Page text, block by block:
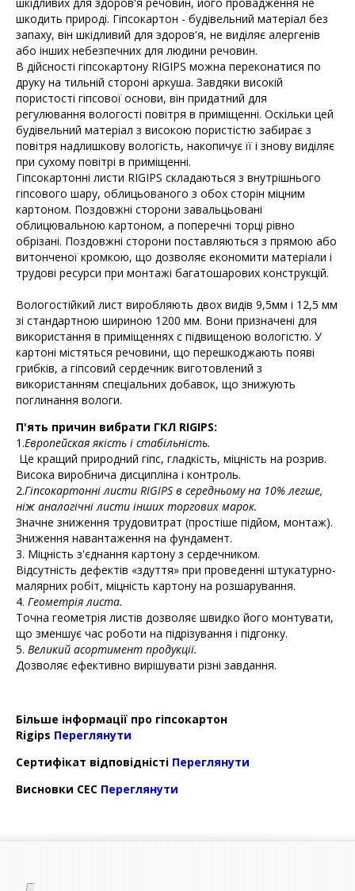
шкідливих для здоров'я речовин, його провадження не
шкодить природі. Гіпсокартон - будівельний матеріал без
запаху, він шкідливий для здоров'я, не виділяє алергенів
або інших небезпечних для людини речовин.
В дійсності гіпсокартону RIGIPS можна переконатися по
друку на тильній стороні аркуша. Завдяки високій
пористості гіпсової основи, він придатний для
регулювання вологості повітря в приміщенні. Оскільки цей
будівельний матеріал з високою пористістю забирає з
повітря надлишкову вологість, накопичує її і знову виділяє
при сухому повітрі в приміщенні.
Гіпсокартонні листи RIGIPS складаються з внутрішнього
гіпсового шару, облицьованого з обох сторін міцним
картоном. Поздовжні сторони завальцьовані
облицювальною картоном, а поперечні торці рівно
обрізані. Поздовжні сторони поставляються з прямою або
витонченої кромкою, що дозволяє економити матеріали і
трудові ресурси при монтажі багатошарових конструкцій.
Вологостійкий лист виробляють двох видів 9,5мм і 12,5 мм
зі стандартною шириною 1200 мм. Вони призначені для
використання в приміщеннях c підвищеною вологістю. У
картоні містяться речовини, що перешкоджають появі
грибків, а гіпсовий сердечник виготовлений з
використанням спеціальних добавок, що знижують
поглинання вологи.
П'ять причин вибрати ГКЛ RIGIPS:
1.Европейская якість і стабільність.
Це кращий природний гіпс, гладкість, міцність на розрив.
Висока виробнича дисципліна і контроль.
2.Гіпсокартонні листи RIGIPS в середньому на 10% легше,
ніж аналогічні листи інших торгових марок.
Значне зниження трудовитрат (простіше підйом, монтаж).
Зниження навантаження на фундамент.
3. Міцність з'єднання картону з сердечником.
Відсутність дефектів «здуття» при проведенні штукатурно-
малярних робіт, міцність картону на розшарування.
4. Геометрія листа.
Точна геометрія листів дозволяє швидко його монтувати,
що зменшує час роботи на підрізування і підгонку.
5. Великий асортимент продукції.
Дозволяє ефективно вирішувати різні завдання.
Більше інформації про гіпсокартон
Rigips Переглянути
Сертифікат відповідністі Переглянути
Висновки СЕС Переглянути